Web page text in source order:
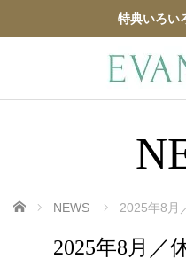
特典いろい
ホーム NEWS 2025年8月
2025年8月／